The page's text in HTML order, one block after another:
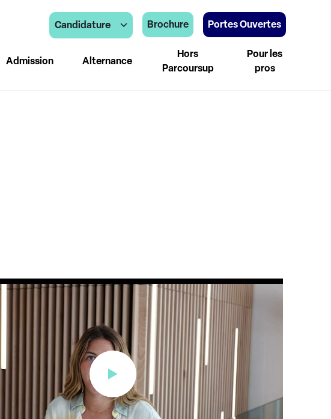
Candidature Brochure Portes Ouvertes
Admission Alternance
Hors
Parcoursup
Pour les
pros